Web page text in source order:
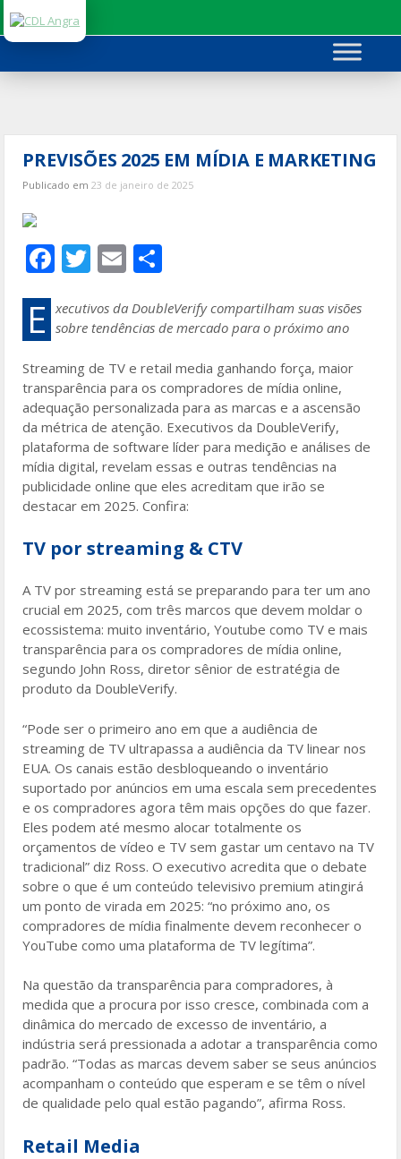
para
conteúdo
PREVISÕES 2025 EM MÍDIA E MARKETING
Publicado em23 de janeiro de 2025
F
ac
e
b
o
o
k
T
w
itt
er
E
m
ai
l
ar
e
E
xecutivos da DoubleVerify compartilham suas visões
sobre tendências de mercado para o próximo ano
Streaming de TV e retail media ganhando força, maior
transparência para os compradores de mídia online,
adequação personalizada para as marcas e a ascensão
da métrica de atenção. Executivos da DoubleVerify,
plataforma de software líder para medição e análises de
mídia digital, revelam essas e outras tendências na
publicidade online que eles acreditam que irão se
destacar em 2025. Confira:
TV por streaming & CTV
A TV por streaming está se preparando para ter um ano
crucial em 2025, com três marcos que devem moldar o
ecossistema: muito inventário, Youtube como TV e mais
transparência para os compradores de mídia online,
segundo John Ross, diretor sênior de estratégia de
produto da DoubleVerify.
“Pode ser o primeiro ano em que a audiência de
streaming de TV ultrapassa a audiência da TV linear nos
EUA. Os canais estão desbloqueando o inventário
suportado por anúncios em uma escala sem precedentes
e os compradores agora têm mais opções do que fazer.
Eles podem até mesmo alocar totalmente os
orçamentos de vídeo e TV sem gastar um centavo na TV
tradicional” diz Ross. O executivo acredita que o debate
sobre o que é um conteúdo televisivo premium atingirá
um ponto de virada em 2025: “no próximo ano, os
compradores de mídia finalmente devem reconhecer o
YouTube como uma plataforma de TV legítima”.
Na questão da transparência para compradores, à
medida que a procura por isso cresce, combinada com a
dinâmica do mercado de excesso de inventário, a
indústria será pressionada a adotar a transparência como
padrão. “Todas as marcas devem saber se seus anúncios
acompanham o conteúdo que esperam e se têm o nível
de qualidade pelo qual estão pagando”, afirma Ross.
Retail Media